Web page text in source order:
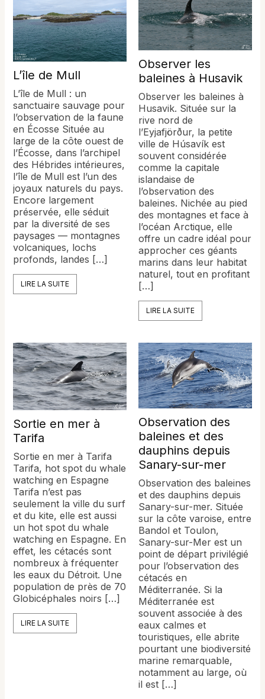
L’île de Mull
L’île de Mull : un
sanctuaire sauvage pour
l’observation de la faune
en Écosse Située au
large de la côte ouest de
l’Écosse, dans l’archipel
des Hébrides intérieures,
l’île de Mull est l’un des
joyaux naturels du pays.
Encore largement
préservée, elle séduit
par la diversité de ses
paysages — montagnes
volcaniques, lochs
profonds, landes […]
LIRE LA SUITE
Observer les
baleines à Husavik
Observer les baleines à
Husavik. Située sur la
rive nord de
l’Eyjafjörður, la petite
ville de Húsavík est
souvent considérée
comme la capitale
islandaise de
l’observation des
baleines. Nichée au pied
des montagnes et face à
l’océan Arctique, elle
offre un cadre idéal pour
approcher ces géants
marins dans leur habitat
naturel, tout en profitant
[…]
LIRE LA SUITE
Sortie en mer à
Tarifa
Sortie en mer à Tarifa
Tarifa, hot spot du whale
watching en Espagne
Tarifa n’est pas
seulement la ville du surf
et du kite, elle est aussi
un hot spot du whale
watching en Espagne. En
effet, les cétacés sont
nombreux à fréquenter
les eaux du Détroit. Une
population de près de 70
Globicéphales noirs […]
LIRE LA SUITE
Observation des
baleines et des
dauphins depuis
Sanary-sur-mer
Observation des baleines
et des dauphins depuis
Sanary-sur-mer. Située
sur la côte varoise, entre
Bandol et Toulon,
Sanary-sur-Mer est un
point de départ privilégié
pour l’observation des
cétacés en
Méditerranée. Si la
Méditerranée est
souvent associée à des
eaux calmes et
touristiques, elle abrite
pourtant une biodiversité
marine remarquable,
notamment au large, où
il est […]